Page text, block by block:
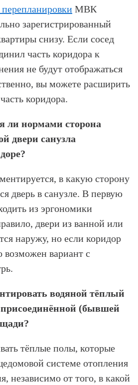
перепланировки МВК
зарегистрированный
снизу. Если сосед
часть коридора к
не будут отображаться
вы можете расширить
коридора.
ли нормами сторона
двери санузла
в какую сторону
дверь в санузле. В первую
из эргономики
двери из ванной или
наружу, но если коридор
вариант с
водяной тёплый
присоединённой (бывшей
тёплые полы, которые
системе отопления
независимо от того, в какой